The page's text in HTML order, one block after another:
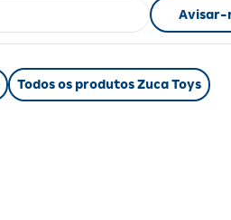
Todos os produtos Zuca Toys